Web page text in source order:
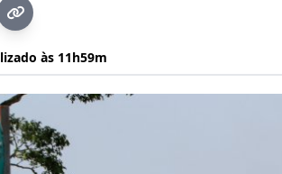
às 11h59m